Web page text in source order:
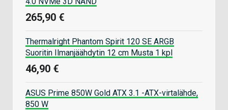
265,90 €
Thermalright Phantom Spirit 120 SE ARGB
Suoritin Ilmanjäähdytin 12 cm Musta 1 kpl
46,90 €
ASUS Prime 850W Gold ATX 3.1 -ATX-virtalähde,
850 W